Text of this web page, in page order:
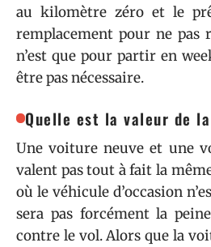
au kilomètre zéro et le
remplacement pour ne pas
n’est que pour partir en
être pas nécessaire.
Quelle est la valeur de
Une voiture neuve et une
valent pas tout à fait la
où le véhicule d’occasion
sera pas forcément la
contre le vol. Alors que la